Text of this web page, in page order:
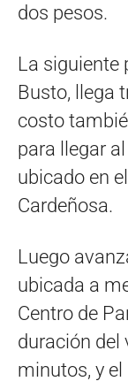
dos pesos.
La siguiente
Busto, llega
costo
para llegar
ubicado en
Cardeñosa.
Luego
ubicada a
Centro de
duración del
minutos, y